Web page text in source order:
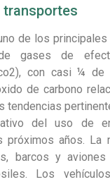
transportes
de los
gases de
con casi ¼ de
de carbono
tendencias
del uso de
próximos años. La
barcos y aviones
Los